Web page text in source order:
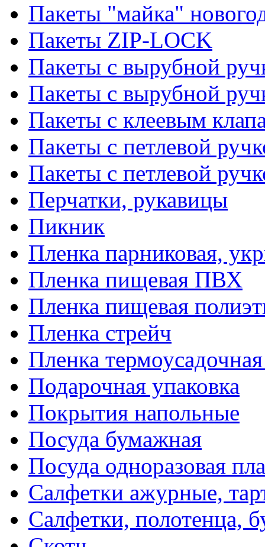
Пакеты "майка"
Пакеты ZIP-LOCK
Пакеты с вырубной
Пакеты с вырубной
Пакеты с клеевым
Пакеты с петлевой
Пакеты с петлевой
Перчатки, рукавицы
Пикник
Пленка парниковая,
Пленка пищевая ПВХ
Пленка пищевая
Пленка стрейч
Пленка
Подарочная упаковка
Покрытия напольные
Посуда бумажная
Посуда одноразовая
Салфетки ажурные,
Салфетки, полотенца,